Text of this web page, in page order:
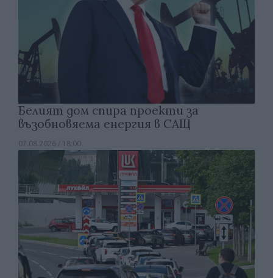
Белият дом спира проекти за
възобновяема енергия в САЩ
07.08.2026 / 18:00